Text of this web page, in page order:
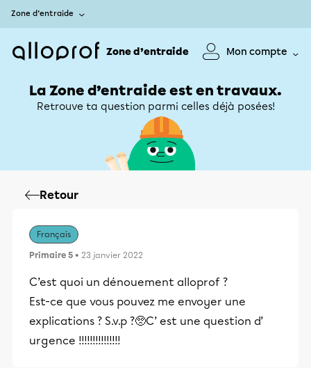
Zone d’entraide
Zone d’entraide Mon compte
La Zone d’entraide est en travaux.
Retrouve ta question parmi celles déjà posées!
Retour
Français
Primaire 5 • 23 janvier 2022
C’est quoi un dénouement alloprof ?
Est-ce que vous pouvez me envoyer une
explications ? S.v.p ?🥺C’ est une question d’
urgence !!!!!!!!!!!!!!!